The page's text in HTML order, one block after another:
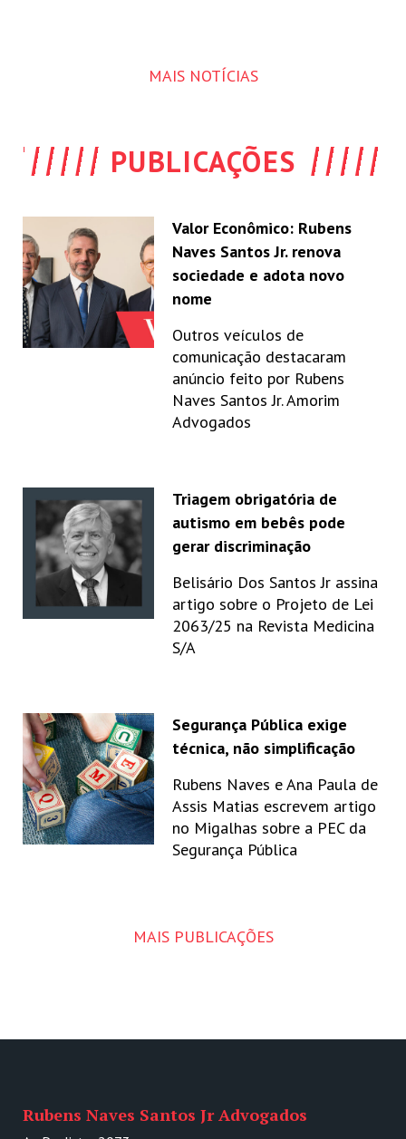
MAIS NOTÍCIAS
PUBLICAÇÕES
Valor Econômico: Rubens
Naves Santos Jr. renova
sociedade e adota novo
nome
Outros veículos de
comunicação destacaram
anúncio feito por Rubens
Naves Santos Jr. Amorim
Advogados
Triagem obrigatória de
autismo em bebês pode
gerar discriminação
Belisário Dos Santos Jr assina
artigo sobre o Projeto de Lei
2063/25 na Revista Medicina
S/A
Segurança Pública exige
técnica, não simplificação
Rubens Naves e Ana Paula de
Assis Matias escrevem artigo
no Migalhas sobre a PEC da
Segurança Pública
MAIS PUBLICAÇÕES
Rubens Naves Santos Jr Advogados